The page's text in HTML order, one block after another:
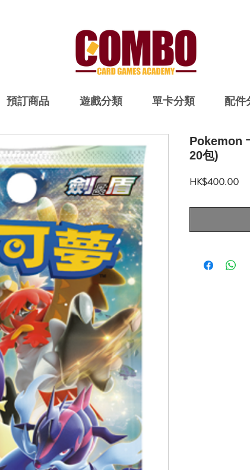
預訂商品 遊戲分類 單卡分類 配件
Pokemon
20包)
HK$400.00價